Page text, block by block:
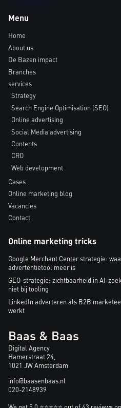
Menu
Home
About us
De Bazen impact
Branches
services
Strategy
Search Engine Optimisation (SEO)
Online advertising
Social Media advertising
Contents
CRO
Web development
Cases
Online marketing blog
Vacancies
Contact
Online marketing tricks
Google Merchant Center strategie:
advertentietool meer is
GEO-strategie: zichtbaarheid in AI-
niet bij tooling
LinkedIn adverteren als B2B
werkt
Baas & Baas
Digital Agency
Hamerstraat 24,
1021 JW Amsterdam
info@baasenbaas.nl
020-2148939